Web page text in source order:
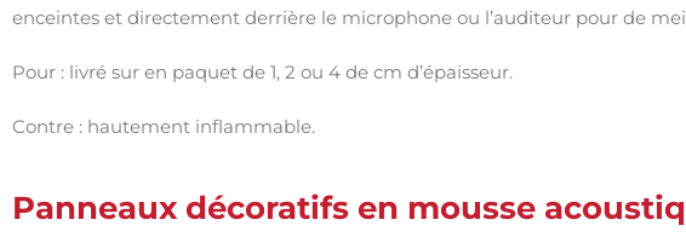
enceintes et directement derrière le microphone ou l’auditeur pour de
Pour : livré sur en paquet de 1, 2 ou 4 de cm d’épaisseur.
Contre : hautement inflammable.
Panneaux décoratifs en mousse